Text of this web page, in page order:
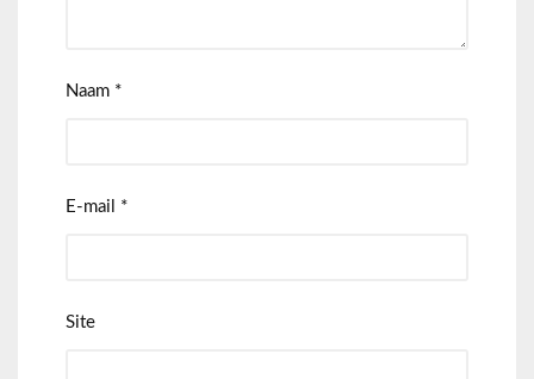
Naam *
E-mail *
Site